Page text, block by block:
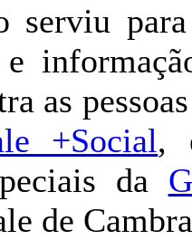
serviu
e
as
+Social,
da
de